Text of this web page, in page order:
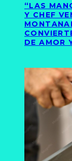
“LAS
Y CHEF
DE AMOR